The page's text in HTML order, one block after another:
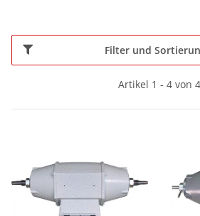
Filter und
Artikel 1 - 4 von 4